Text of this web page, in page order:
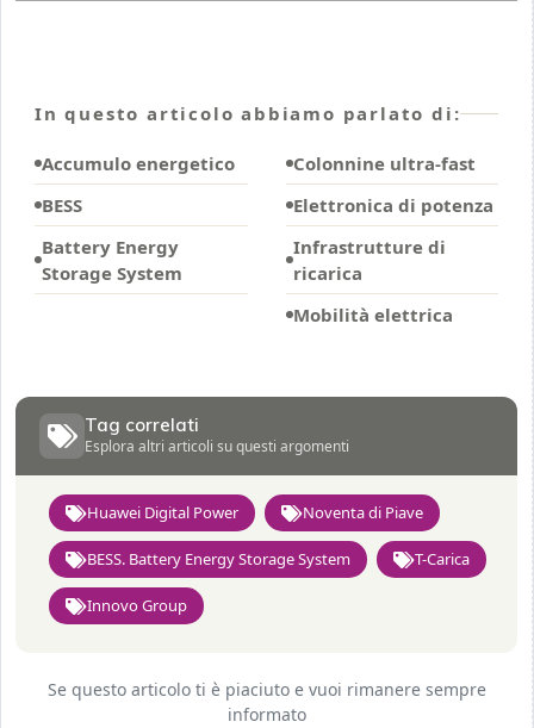
In questo articolo abbiamo parlato di:
Accumulo energetico
BESS
Battery Energy
Storage System
Colonnine ultra-fast
Elettronica di potenza
Infrastrutture di
ricarica
Mobilità elettrica
Tag correlati
Esplora altri articoli su questi argomenti
Huawei Digital Power Noventa di Piave
BESS. Battery Energy Storage System T-Carica
Innovo Group
Se questo articolo ti è piaciuto e vuoi rimanere sempre
informato